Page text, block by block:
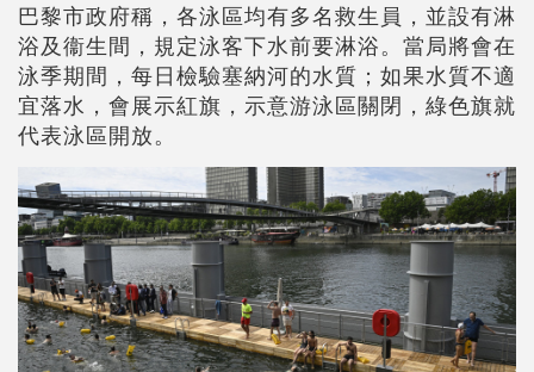
巴黎市政府稱，各泳區均有多名救生員，並設有淋
浴及衞生間，規定泳客下水前要淋浴。當局將會在
泳季期間，每日檢驗塞納河的水質；如果水質不適
宜落水，會展示紅旗，示意游泳區關閉，綠色旗就
代表泳區開放。